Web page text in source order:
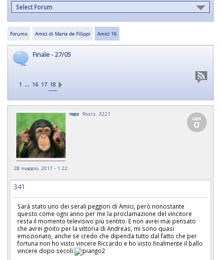
Select Forum
Forums Amici di Maria de Filippi Amici 16
Finale - 27/05
1 ... 16 17 18
rege Posts: 3221
28 maggio, 2017 - 1:22
341
Sarà stato uno dei serali peggiori di Amici, però nonostante
questo come ogni anno per me la proclamazione del vincitore
resta il momento televisivo più sentito. E non avrei mai pensato
che avrei gioito per la vittoria di Andreas, mi sono quasi
emozionato, anche se credo che dipenda tutto dal fatto che per
fortuna non ho visto vincere Riccardo e ho visto finalmente il ballo
vincere dopo secoli.